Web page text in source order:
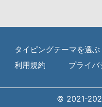
タイピングテーマを選ぶ
利用規約
プライバ
© 2021-